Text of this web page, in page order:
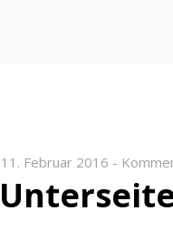
11. Februar 2016 -